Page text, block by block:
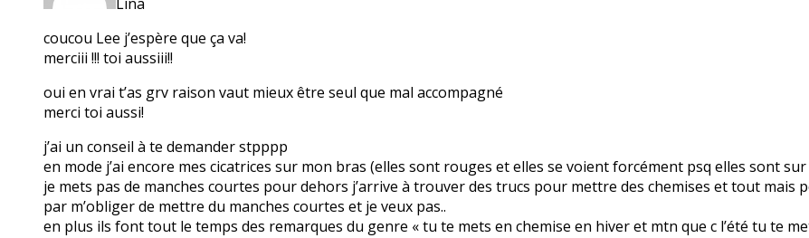
coucou Lee j’espère que ça va!
merciii !!! toi aussiii!!
oui en vrai t’as grv raison vaut mieux être seul que mal accompagné
merci toi aussi!
j’ai un conseil à te demander stpppp
en mode j’ai encore mes cicatrices sur mon bras (elles sont rouges et elles se voient forcément psq elles sont sur
je mets pas de manches courtes pour dehors j’arrive à trouver des trucs pour mettre des chemises et tout mais
par m’obliger de mettre du manches courtes et je veux pas..
en plus ils font tout le temps des remarques du genre « tu te mets en chemise en hiver et mtn que c l’été tu te